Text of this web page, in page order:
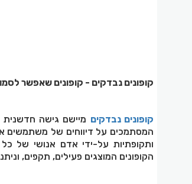
קופונים נבדקים - קופונים שאפשר
קופונים נבדקים מיישם גישה חדשנית
המסתמכים על דיווחים של משתמשים
ותקופתיות על-ידי אדם אנושי של
הקופונים המוצגים פעילים, תקפים,